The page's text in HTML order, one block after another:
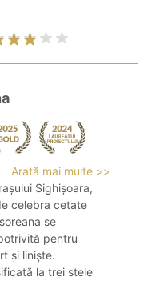
Arată mai multe >>
Sighișoara,
celebra cetate
se
pentru
și liniște.
la trei stele